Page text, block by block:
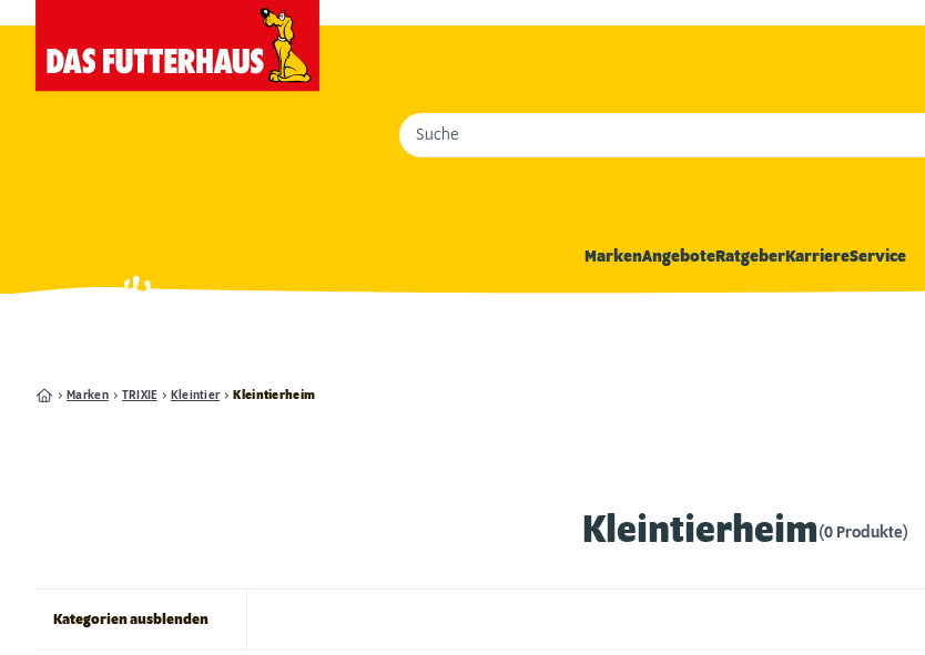
Suche
MarkenAngeboteRatgeberKarriereService
Marken TRIXIE Kleintier Kleintierheim
Kleintierheim(0 Produkte)
Kategorien ausblenden